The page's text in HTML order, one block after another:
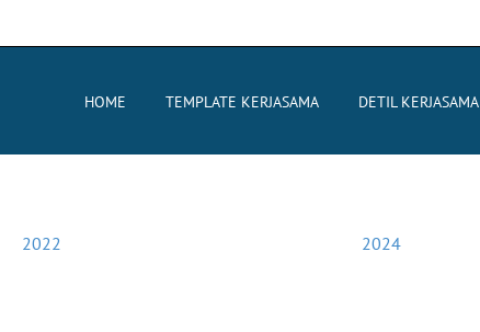
HOME TEMPLATE KERJASAMA DETIL KERJASAMA
2022 2024